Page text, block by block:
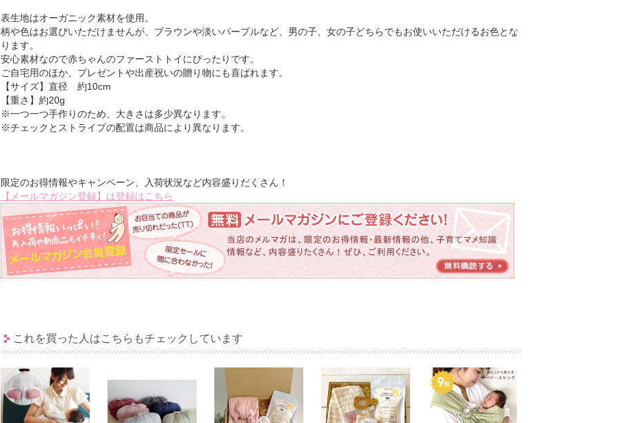
表生地はオーガニック素材を使用。
柄や色はお選びいただけませんが、ブラウンや淡いパープルなど、男の子、女の子どちらでもお使いいただけるお色とな
ります。
安心素材なので赤ちゃんのファーストトイにぴったりです。
ご自宅用のほか、プレゼントや出産祝いの贈り物にも喜ばれます。
【サイズ】直径 約10cm
【重さ】約20g
※一つ一つ手作りのため、大きさは多少異なります。
※チェックとストライプの配置は商品により異なります。
限定のお得情報やキャンペーン、入荷状況など内容盛りだくさん！
【メールマガジン登録】は登録はこちら
これを買った人はこちらもチェックしています